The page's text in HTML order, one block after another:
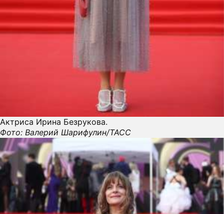
Актриса Ирина Безрукова.
Фото: Валерий Шарифулин/ТАСС